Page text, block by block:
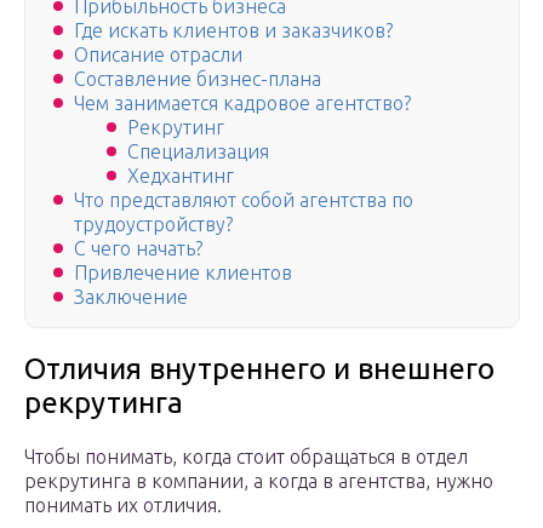
Прибыльность бизнеса
Где искать клиентов и заказчиков?
Описание отрасли
Cоставление бизнес-плана
Чем занимается кадровое агентство?
Рекрутинг
Специализация
Хедхантинг
Что представляют собой агентства по
трудоустройству?
С чего начать?
Привлечение клиентов
Заключение
Отличия внутреннего и внешнего
рекрутинга
Чтобы понимать, когда стоит обращаться в отдел
рекрутинга в компании, а когда в агентства, нужно
понимать их отличия.